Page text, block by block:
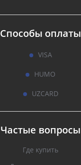
Способы оплаты
VISA
HUMO
UZCARD
Частые вопросы
Где купить